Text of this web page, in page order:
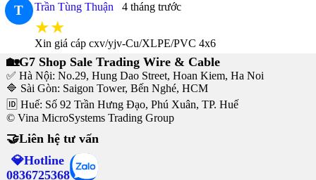
T Trần Tùng Thuận 4 tháng trước
★★
Xin giá cáp cxv/yjv-Cu/XLPE/PVC 4x6
🏡G7 Shop Sale Trading Wire & Cable
✅ Hà Nội: No.29, Hung Dao Street, Hoan Kiem, Ha Noi
🔷 Sài Gòn: Saigon Tower, Bến Nghé, HCM
🆔 Huế: Số 92 Trần Hưng Đạo, Phú Xuân, TP. Huế
© Vina MicroSystems Trading Group
🤝Liên hệ tư vấn
💎Hotline
0836725368